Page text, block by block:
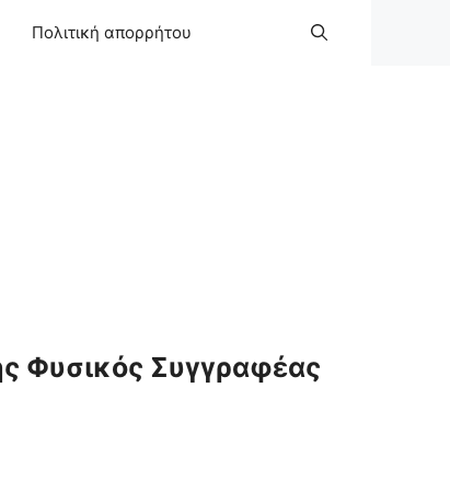
Πολιτική απορρήτου
Φυσικός Συγγραφέας